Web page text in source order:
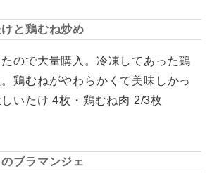
けと鶏むね炒め
ので大量購入。冷凍してあった鶏
鶏むねがやわらかくて美味しかっ
いたけ 4枚・鶏むね肉 2/3枚
のブラマンジェ